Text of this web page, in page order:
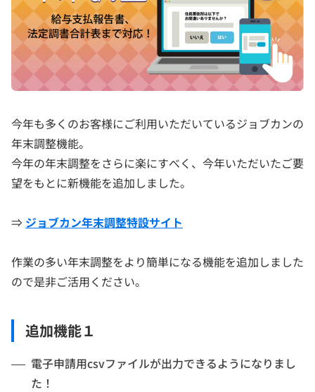
今年も多くのお客様にご利用いただいているジョブカンの
年末調整機能。
今年の年末調整をさらに楽にすべく、今年いただいたご要
望をもとに新機能を追加しました。
⇒ ジョブカン年末調整特設サイト
作業の多い年末調整をより簡単になる機能を追加しました
ので是非ご活用ください。
追加機能１
電子申請用csvファイルが出力できるようになりまし
た！